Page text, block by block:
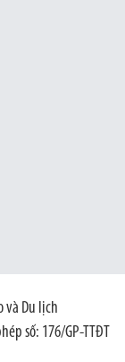
và Du lịch
số: 176/GP-TTĐT